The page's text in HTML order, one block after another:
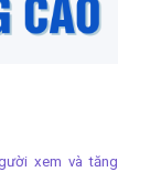
xem và tăng